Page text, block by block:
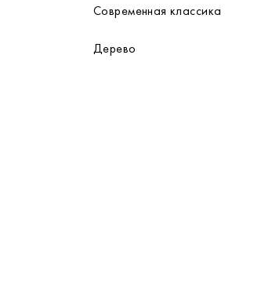
Современная классика
Дерево